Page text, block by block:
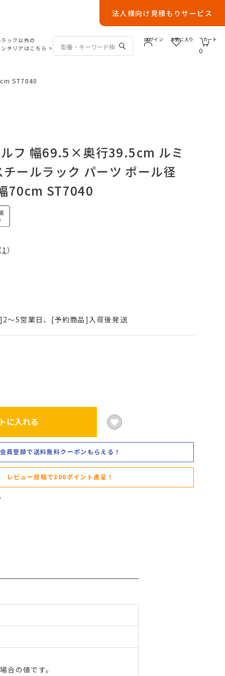
法人様向け見積もりサービス
ック以外の
テリアはこちら >
ログイン お気に入り
0
カート
ST7040
フ 幅69.5×奥行39.5cm ルミ
ールラック パーツ ポール径
70cm ST7040
1 ）
～5営業日、[予約商品]入荷後発送
に入れる
会員登録で送料無料クーポンもらえる！
レビュー投稿で300ポイント進呈！
の値です。